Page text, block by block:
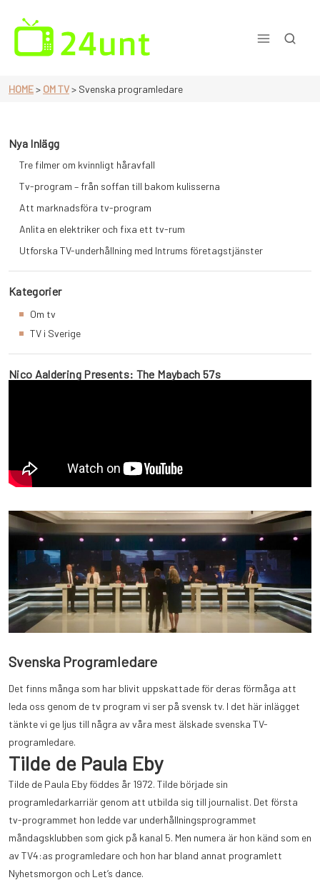
content
HOME> OM TV> Svenska programledare
Svenska Programledare
Det finns många som har blivit uppskattade för deras förmåga att
leda oss genom de tv program vi ser på svensk tv. I det här inlägget
tänkte vi ge ljus till några av våra mest älskade svenska TV-
programledare.
Tilde de Paula Eby
Tilde de Paula Eby föddes år 1972. Tilde började sin
programledarkarriär genom att utbilda sig till journalist. Det första
tv-programmet hon ledde var underhållningsprogrammet
måndagsklubben som gick på kanal 5. Men numera är hon känd som en
av TV4:as programledare och hon har bland annat programlett
Nyhetsmorgon och Let’s dance.
Nya Inlägg
Tre filmer om kvinnligt håravfall
Tv-program – från soffan till bakom kulisserna
Att marknadsföra tv-program
Anlita en elektriker och fixa ett tv-rum
Utforska TV-underhållning med Intrums företagstjänster
Kategorier
Om tv
TV i Sverige
Nico Aaldering Presents: The Maybach 57s